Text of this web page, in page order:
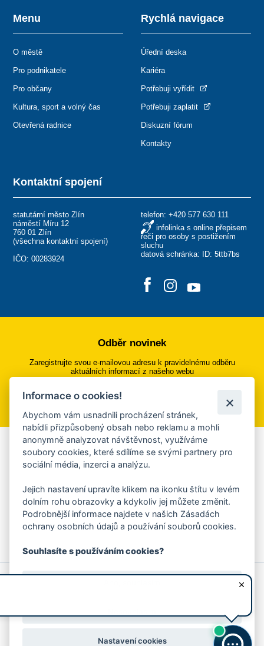
Kontaktní spojení
statutární město Zlín
náměstí Míru 12
760 01 Zlín
(všechna kontaktní spojení)
IČO: 00283924
telefon: +420 577 630 111
infolinka s online přepisem
řeči pro osoby s postižením
sluchu
datová schránka: ID: 5ttb7bs
Menu
O městě
Pro podnikatele
Pro občany
Kultura, sport a volný čas
Otevřená radnice
Rychlá navigace
Úřední deska
Kariéra
Potřebuji vyřídit
Potřebuji zaplatit
Diskuzní fórum
Kontakty
Odběr novinek
Zaregistrujte svou e-mailovou adresu k pravidelnému odběru
aktuálních informací z našeho webu
Přihlásit se k odběru
Aplikace Mobilní rozhlas
Chcete dostávat do svého mobilu či mailu upozornění na
ankety, pozvánky na kulturní a sportovní akce?
Více informací o aplikaci
© 2026 Magistrát města Zlína
Prohlášení o používání cookies
Informace o cookies!
Abychom vám usnadnili procházení stránek,
nabídli přizpůsobený obsah nebo reklamu a mohli
anonymně analyzovat návštěvnost, využíváme
soubory cookies, které sdílíme se svými partnery pro
sociální média, inzerci a analýzu.
Jejich nastavení upravíte klikem na ikonku štítu v levém
dolním rohu obrazovky a kdykoliv jej můžete změnit.
Podrobnější informace najdete v našich Zásadách
ochrany osobních údajů a používání souborů cookies.
Souhlasíte s používáním cookies?
Nastavení cookies